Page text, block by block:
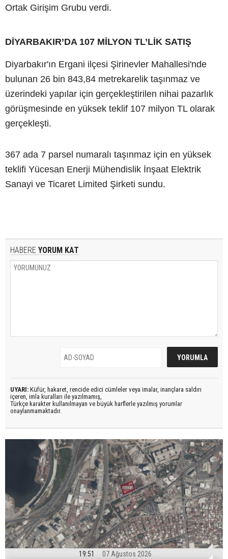
Ortak Girişim Grubu verdi.
DİYARBAKIR’DA 107 MİLYON TL’LİK SATIŞ
Diyarbakır'ın Ergani ilçesi Şirinevler Mahallesi'nde
bulunan 26 bin 843,84 metrekarelik taşınmaz ve
üzerindeki yapılar için gerçekleştirilen nihai pazarlık
görüşmesinde en yüksek teklif 107 milyon TL olarak
gerçekleşti.
367 ada 7 parsel numaralı taşınmaz için en yüksek
teklifi Yücesan Enerji Mühendislik İnşaat Elektrik
Sanayi ve Ticaret Limited Şirketi sundu.
HABERE YORUM KAT
UYARI: Küfür, hakaret, rencide edici cümleler veya imalar, inançlara saldırı
içeren, imla kuralları ile yazılmamış,
Türkçe karakter kullanılmayan ve büyük harflerle yazılmış yorumlar
onaylanmamaktadır.
19:51 07 Ağustos 2026